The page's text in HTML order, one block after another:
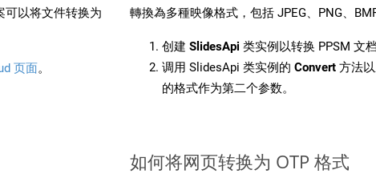
可以将文件转换为
页面。
轉換為多種映像格式，包括 JPEG、PNG、BMP
创建 SlidesApi 类实例以转换 PPSM 文档
调用 SlidesApi 类实例的 Convert 方法
的格式作为第二个参数。
如何将网页转换为 OTP 格式